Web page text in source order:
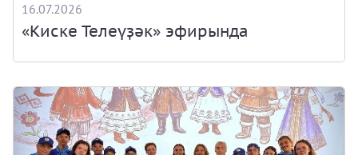
16.07.2026
«Киске Телеүҙәк» эфирында